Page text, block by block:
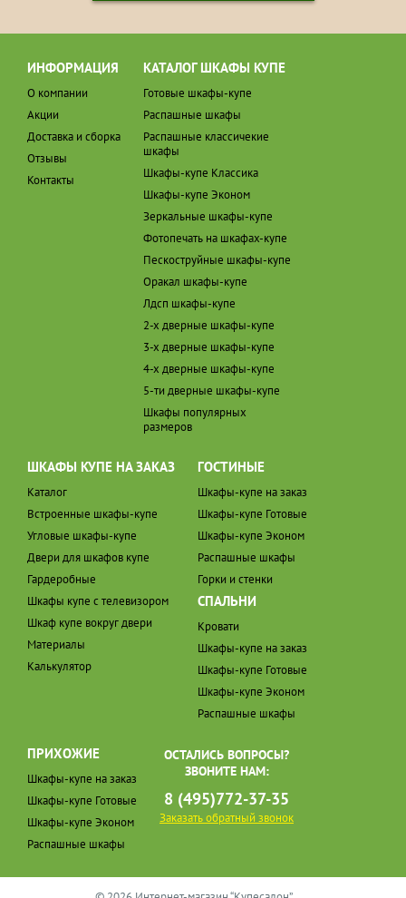
ИНФОРМАЦИЯ
О компании
Акции
Доставка и сборка
Отзывы
Контакты
КАТАЛОГ ШКАФЫ КУПЕ
Готовые шкафы-купе
Распашные шкафы
Распашные классичекие
шкафы
Шкафы-купе Классика
Шкафы-купе Эконом
Зеркальные шкафы-купе
Фотопечать на шкафах-купе
Пескоструйные шкафы-купе
Оракал шкафы-купе
Лдсп шкафы-купе
2-х дверные шкафы-купе
3-х дверные шкафы-купе
4-х дверные шкафы-купе
5-ти дверные шкафы-купе
Шкафы популярных
размеров
ШКАФЫ КУПЕ НА ЗАКАЗ
Каталог
Встроенные шкафы-купе
Угловые шкафы-купе
Двери для шкафов купе
Гардеробные
Шкафы купе с телевизором
Шкаф купе вокруг двери
Материалы
Калькулятор
ГОСТИНЫЕ
Шкафы-купе на заказ
Шкафы-купе Готовые
Шкафы-купе Эконом
Распашные шкафы
Горки и стенки
СПАЛЬНИ
Кровати
Шкафы-купе на заказ
Шкафы-купе Готовые
Шкафы-купе Эконом
Распашные шкафы
ПРИХОЖИЕ
Шкафы-купе на заказ
Шкафы-купе Готовые
Шкафы-купе Эконом
Распашные шкафы
ОСТАЛИСЬ ВОПРОСЫ?
ЗВОНИТЕ НАМ:
8 (495)772-37-35
Заказать обратный звонок